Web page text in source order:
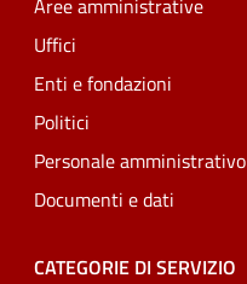
Aree amministrative
Uffici
Enti e fondazioni
Politici
Personale amministrativo
Documenti e dati
CATEGORIE DI SERVIZIO